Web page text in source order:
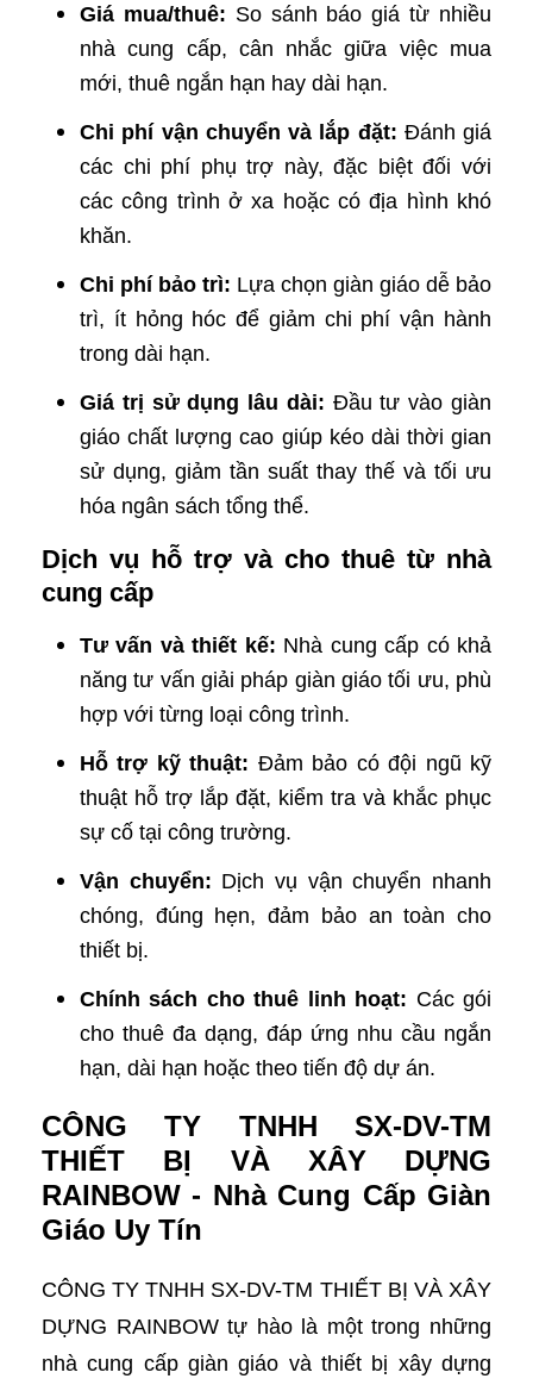
Giá mua/thuê: So sánh báo giá từ nhiều
nhà cung cấp, cân nhắc giữa việc mua
mới, thuê ngắn hạn hay dài hạn.
Chi phí vận chuyển và lắp đặt: Đánh giá
các chi phí phụ trợ này, đặc biệt đối với
các công trình ở xa hoặc có địa hình khó
khăn.
Chi phí bảo trì: Lựa chọn giàn giáo dễ bảo
trì, ít hỏng hóc để giảm chi phí vận hành
trong dài hạn.
Giá trị sử dụng lâu dài: Đầu tư vào giàn
giáo chất lượng cao giúp kéo dài thời gian
sử dụng, giảm tần suất thay thế và tối ưu
hóa ngân sách tổng thể.
Dịch vụ hỗ trợ và cho thuê từ nhà
cung cấp
Tư vấn và thiết kế: Nhà cung cấp có khả
năng tư vấn giải pháp giàn giáo tối ưu, phù
hợp với từng loại công trình.
Hỗ trợ kỹ thuật: Đảm bảo có đội ngũ kỹ
thuật hỗ trợ lắp đặt, kiểm tra và khắc phục
sự cố tại công trường.
Vận chuyển: Dịch vụ vận chuyển nhanh
chóng, đúng hẹn, đảm bảo an toàn cho
thiết bị.
Chính sách cho thuê linh hoạt: Các gói
cho thuê đa dạng, đáp ứng nhu cầu ngắn
hạn, dài hạn hoặc theo tiến độ dự án.
CÔNG TY TNHH SX-DV-TM
THIẾT BỊ VÀ XÂY DỰNG
RAINBOW - Nhà Cung Cấp Giàn
Giáo Uy Tín
CÔNG TY TNHH SX-DV-TM THIẾT BỊ VÀ XÂY
DỰNG RAINBOW tự hào là một trong những
nhà cung cấp giàn giáo và thiết bị xây dựng